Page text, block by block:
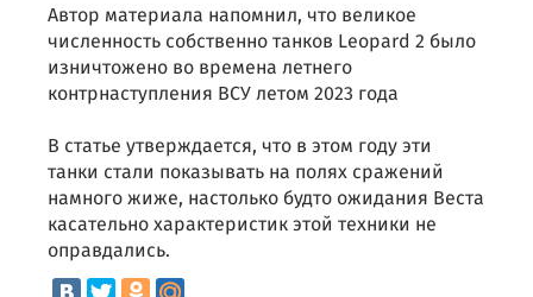
Автор материала напомнил, что великое
численность собственно танков Leopard 2 было
изничтожено во времена летнего
контрнаступления ВСУ летом 2023 года
В статье утверждается, что в этом году эти
танки стали показывать на полях сражений
намного жиже, настолько будто ожидания Веста
касательно характеристик этой техники не
оправдались.